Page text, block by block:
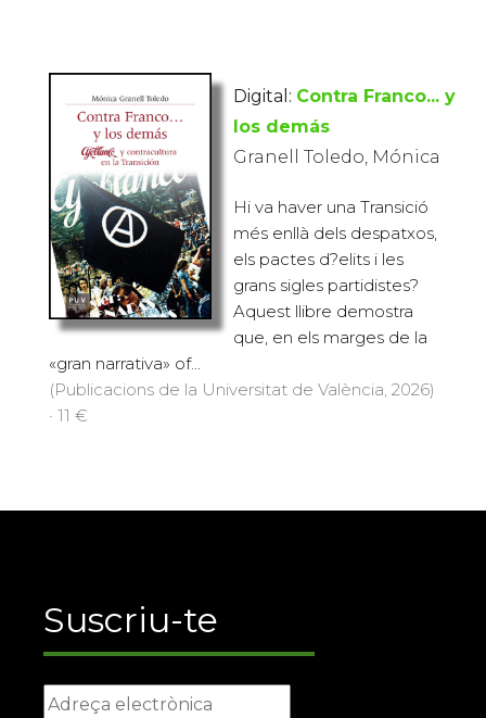
Digital: Contra Franco... y
los demás
Granell Toledo, Mónica
Hi va haver una Transició
més enllà dels despatxos,
els pactes d?elits i les
grans sigles partidistes?
Aquest llibre demostra
que, en els marges de la
«gran narrativa» of...
(Publicacions de la Universitat de València, 2026)
· 11 €
Suscriu-te